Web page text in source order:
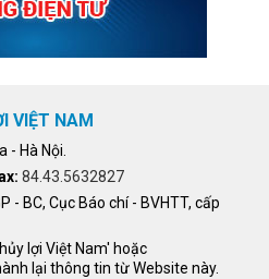
VIỆT NAM
- Hà Nội.
84.43.5632827
- BC, Cục Báo chí - BVHTT, cấp
lợi Việt Nam' hoặc
lại thông tin từ Website này.